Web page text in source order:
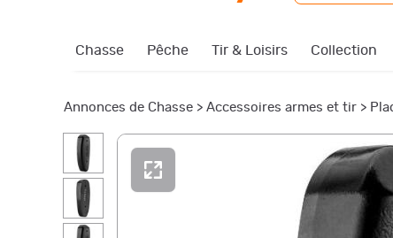
Chasse Pêche Tir & Loisirs Collection
Annonces de Chasse > Accessoires armes et tir >